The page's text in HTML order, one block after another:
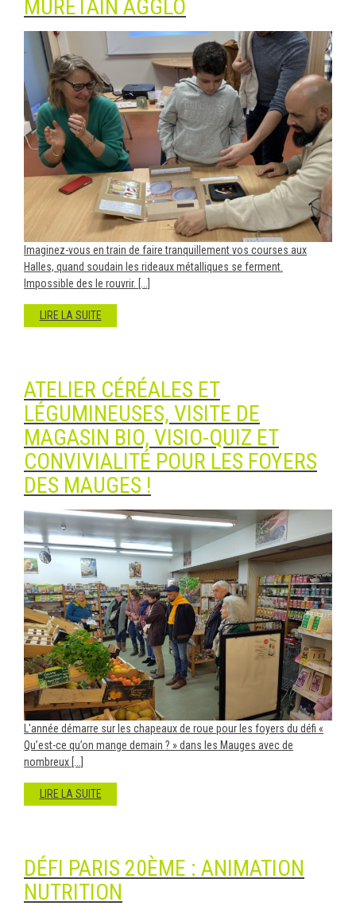
MURETAIN AGGLO
Imaginez-vous en train de faire tranquillement vos courses aux
Halles, quand soudain les rideaux métalliques se ferment.
Impossible des le rouvrir. [...]
LIRE LA SUITE
ATELIER CÉRÉALES ET
LÉGUMINEUSES, VISITE DE
MAGASIN BIO, VISIO-QUIZ ET
CONVIVIALITÉ POUR LES FOYERS
DES MAUGES !
L'année démarre sur les chapeaux de roue pour les foyers du défi «
Qu’est-ce qu’on mange demain ? » dans les Mauges avec de
nombreux [...]
LIRE LA SUITE
DÉFI PARIS 20ÈME : ANIMATION
NUTRITION